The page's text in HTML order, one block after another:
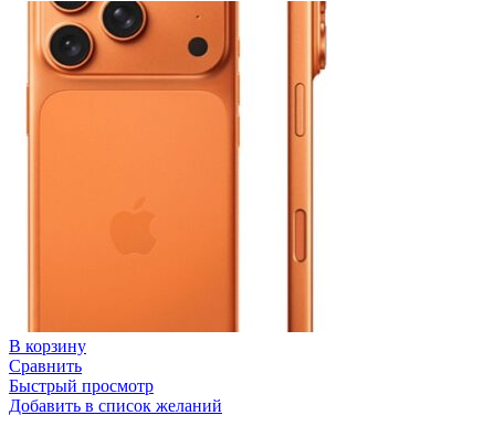
В корзину
Сравнить
Быстрый просмотр
Добавить в список желаний